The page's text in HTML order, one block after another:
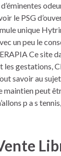
le PSG
unique
un peu le
Ce site
gestations,
savoir au
peut
p a s